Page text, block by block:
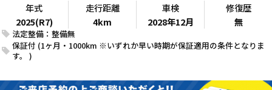
法定整備：整備無
保証付 (1ヶ月・1000km ※いずれか早い時期が保証適用の条件となりま
す。 )
年式
2025(R7)
走行距離
4km
車検
2028年12月
修復歴
無